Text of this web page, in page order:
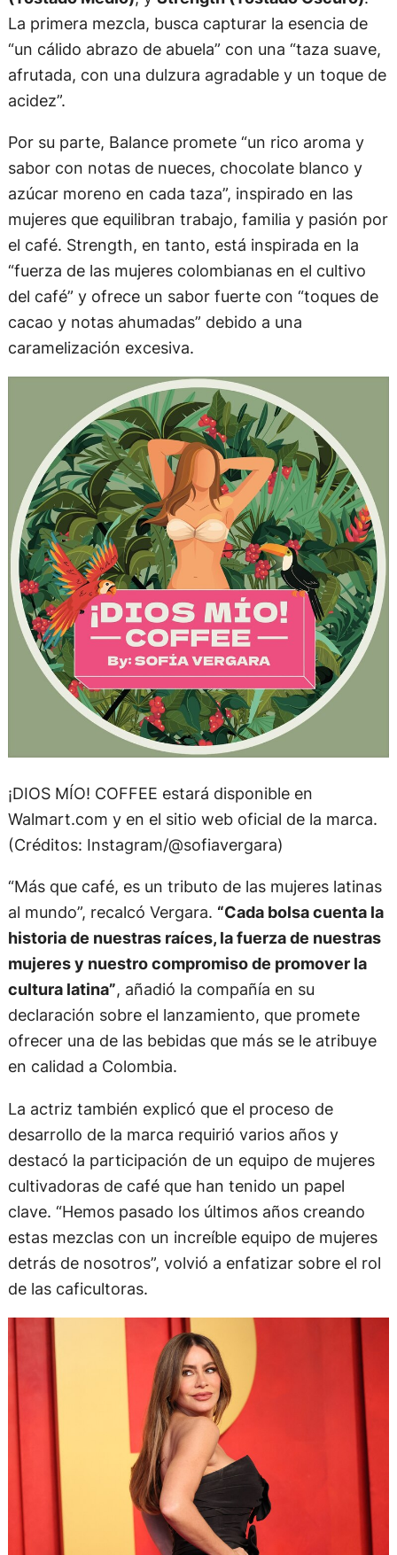
La primera mezcla, busca capturar la esencia de
“un cálido abrazo de abuela” con una “taza suave,
afrutada, con una dulzura agradable y un toque de
acidez”.
Por su parte, Balance promete “un rico aroma y
sabor con notas de nueces, chocolate blanco y
azúcar moreno en cada taza”, inspirado en las
mujeres que equilibran trabajo, familia y pasión por
el café. Strength, en tanto, está inspirada en la
“fuerza de las mujeres colombianas en el cultivo
del café” y ofrece un sabor fuerte con “toques de
cacao y notas ahumadas” debido a una
caramelización excesiva.
¡DIOS MÍO! COFFEE estará disponible en
Walmart.com y en el sitio web oficial de la marca.
(Créditos: Instagram/@sofiavergara)
“Más que café, es un tributo de las mujeres latinas
al mundo”, recalcó Vergara. “Cada bolsa cuenta la
historia de nuestras raíces, la fuerza de nuestras
mujeres y nuestro compromiso de promover la
cultura latina”, añadió la compañía en su
declaración sobre el lanzamiento, que promete
ofrecer una de las bebidas que más se le atribuye
en calidad a Colombia.
La actriz también explicó que el proceso de
desarrollo de la marca requirió varios años y
destacó la participación de un equipo de mujeres
cultivadoras de café que han tenido un papel
clave. “Hemos pasado los últimos años creando
estas mezclas con un increíble equipo de mujeres
detrás de nosotros”, volvió a enfatizar sobre el rol
de las caficultoras.